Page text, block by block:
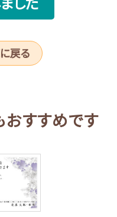
戻る
おすすめです